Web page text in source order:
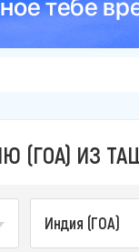
(ГОА) ИЗ
Индия (ГОА)